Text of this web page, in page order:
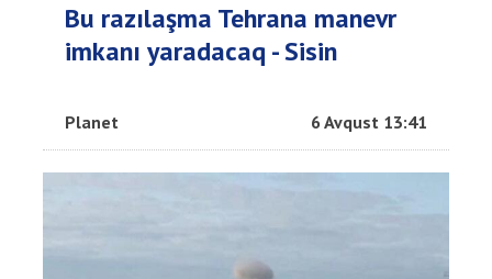
Bu razılaşma Tehrana manevr
imkanı yaradacaq - Sisin
Planet 6 Avqust 13:41